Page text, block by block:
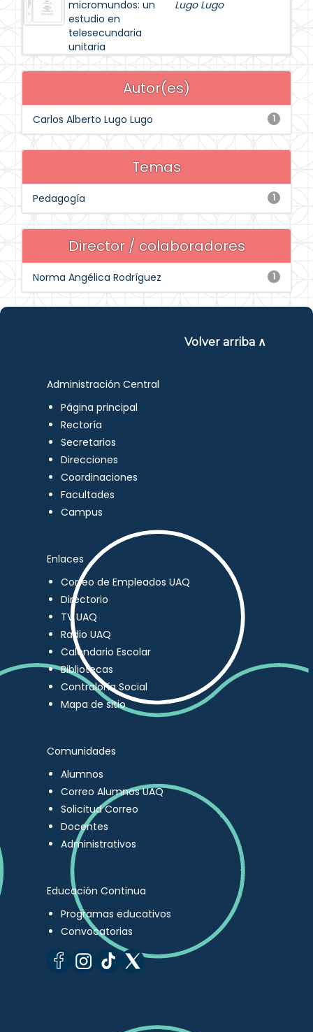
micromundos: un
estudio en
telesecundaria
unitaria
Lugo Lugo
Autor(es)
1
Carlos Alberto Lugo Lugo
Temas
1
Pedagogía
Director / colaboradores
1
Norma Angélica Rodríguez
Volver arriba ∧
Administración Central
Página principal
Rectoría
Secretarios
Direcciones
Coordinaciones
Facultades
Campus
Enlaces
Correo de Empleados UAQ
Directorio
TV UAQ
Radio UAQ
Calendario Escolar
Bibliotecas
Contraloría Social
Mapa de sitio
Comunidades
Alumnos
Correo Alumnos UAQ
Solicitud Correo
Docentes
Administrativos
Educación Continua
Programas educativos
Convocatorias